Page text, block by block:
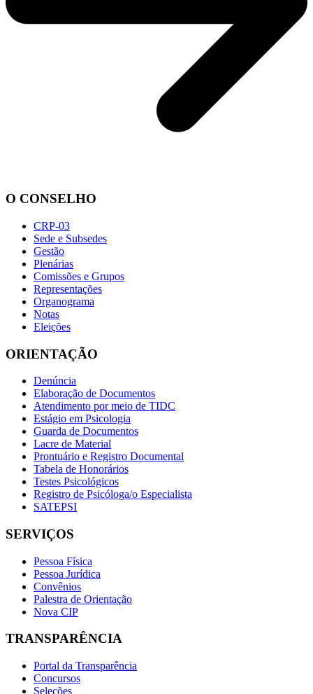
O CONSELHO
CRP-03
Sede e Subsedes
Gestão
Plenárias
Comissões e Grupos
Representações
Organograma
Notas
Eleições
ORIENTAÇÃO
Denúncia
Elaboração de Documentos
Atendimento por meio de TIDC
Estágio em Psicologia
Guarda de Documentos
Lacre de Material
Prontuário e Registro Documental
Tabela de Honorários
Testes Psicológicos
Registro de Psicóloga/o Especialista
SATEPSI
SERVIÇOS
Pessoa Física
Pessoa Jurídica
Convênios
Palestra de Orientação
Nova CIP
TRANSPARÊNCIA
Portal da Transparência
Concursos
Seleções